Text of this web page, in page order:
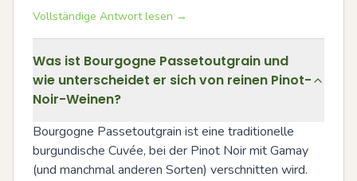
Vollständige Antwort lesen →
Was ist Bourgogne Passetoutgrain und
wie unterscheidet er sich von reinen Pinot-
Noir-Weinen?
Bourgogne Passetoutgrain ist eine traditionelle
burgundische Cuvée, bei der Pinot Noir mit Gamay
(und manchmal anderen Sorten) verschnitten wird.